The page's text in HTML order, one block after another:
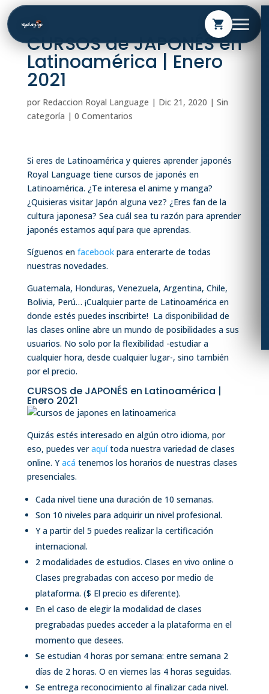
shopping_cart
CURSOS de JAPONÉS en
Latinoamérica | Enero
2021
por Redaccion Royal Language | Dic 21, 2020 | Sin
categoría | 0 Comentarios
Si eres de Latinoamérica y quieres aprender japonés
Royal Language tiene cursos de japonés en
Latinoamérica. ¿Te interesa el anime y manga?
¿Quisieras visitar Japón alguna vez? ¿Eres fan de la
cultura japonesa? Sea cuál sea tu razón para aprender
japonés estamos aquí para que aprendas.
Síguenos en facebookpara enterarte de todas
nuestras novedades.
Guatemala, Honduras, Venezuela, Argentina, Chile,
Bolivia, Perú… ¡Cualquier parte de Latinoamérica en
donde estés puedes inscribirte! La disponibilidad de
las clases online abre un mundo de posibilidades a sus
usuarios. No solo por la flexibilidad -estudiar a
cualquier hora, desde cualquier lugar-, sino también
por el precio.
CURSOS de JAPONÉS en Latinoamérica |
Enero 2021
Quizás estés interesado en algún otro idioma, por
eso, puedes veraquítoda nuestra variedad de clases
online. Yacá tenemos los horarios de nuestras clases
presenciales.
Cada nivel tiene una duración de 10 semanas.
Son 10 niveles para adquirir un nivel profesional.
Y a partir del 5 puedes realizar la certificación
internacional.
2 modalidades de estudios. Clases en vivo online o
Clases pregrabadas con acceso por medio de
plataforma. ($ El precio es diferente).
En el caso de elegir la modalidad de clases
pregrabadas puedes acceder a la plataforma en el
momento que desees.
Se estudian 4 horas por semana: entre semana 2
días de 2 horas. O en viernes las 4 horas seguidas.
Se entrega reconocimiento al finalizar cada nivel.